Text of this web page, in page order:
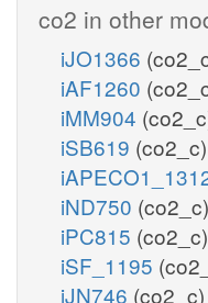
co2 in other
iJO1366
iAF1260
iMM904
iSB619 (co2_c)
iND750 (co2_c)
iPC815 (co2_c)
iSF_1195
iJN746 (co2_c)